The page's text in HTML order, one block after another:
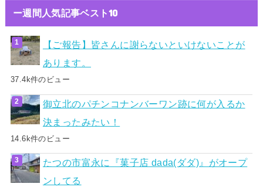
ー週間人気記事ベスト10
【ご報告】皆さんに謝らないといけないことが
あります。
37.4k件のビュー
御立北のパチンコナンバーワン跡に何が入るか
決まったみたい！
14.6k件のビュー
たつの市富永に『菓子店 dada(ダダ)』がオープ
ンしてる